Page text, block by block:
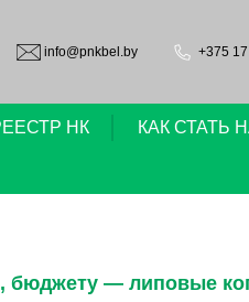
info@pnkbel.by +375
НК КАК СТАТЬ
бюджету — липовые